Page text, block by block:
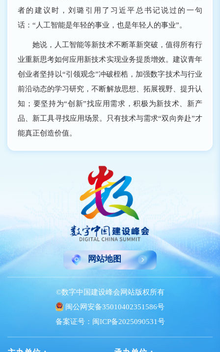
者的建议时，刘璐引用了习近平总书记说过的一句
话：“人工智能是年轻的事业，也是年轻人的事业”。
她说，人工智能等新技术不断革新突破，值得所有行
业重新思考如何应用新技术实现业务提质增效。建议青年
创业者坚持以“引领观念”冲破桎梏，加强数字技术与行业
前沿动态的学习研究，不断解放思想、拓展视野、提升认
知；要坚持为“创新”找应用需求，积极为新技术、新产
品、新工具寻找应用场景。只有技术与需求“双向奔赴”才
能真正创造价值。
网站地图
©数字中国建设峰会网站版权所有
闽公网安备35010402351586号
备案证号：闽ICP备2025090531号